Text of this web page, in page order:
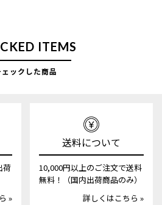
ITEMS
ェックした商品
荷
»
送料について
10,000円以上のご注文で送料
無料！（国内出荷商品のみ）
詳しくはこちら »